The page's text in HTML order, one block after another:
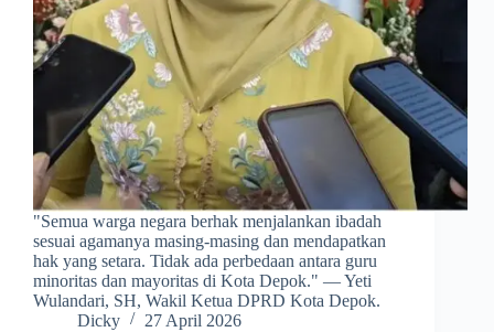
​"Semua warga negara berhak menjalankan ibadah
sesuai agamanya masing-masing dan mendapatkan
hak yang setara. Tidak ada perbedaan antara guru
minoritas dan mayoritas di Kota Depok." — Yeti
Wulandari, SH, Wakil Ketua DPRD Kota Depok.
Dicky
27 April 2026